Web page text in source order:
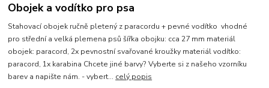
Obojek a vodítko pro psa
Stahovací obojek ručně pletený z paracordu + pevné vodítko vhodné
pro střední a velká plemena psů šířka obojku: cca 27 mm materiál
obojek: paracord, 2x pevnostní svařované kroužky materiál vodítko:
paracord, 1x karabina Chcete jiné barvy? Vyberte si z našeho vzorníku
barev a napište nám. - vybert... celý popis